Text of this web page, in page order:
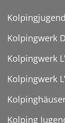
Kolpingwerk
Kolpingwerk
Kolpingwerk
Kolping